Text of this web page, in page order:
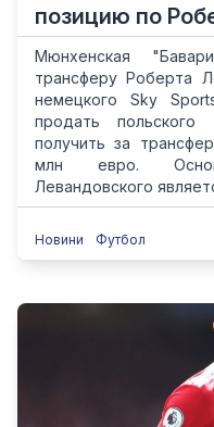
позицию по
Мюнхенская
трансферу Роберта
немецкого Sky
продать
получить за
млн евро.
Левандовского
Новини Футбол